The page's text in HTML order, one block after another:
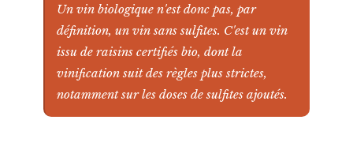
Un vin biologique n'est donc pas, par
définition, un vin sans sulfites. C'est un vin
issu de raisins certifiés bio, dont la
vinification suit des règles plus strictes,
notamment sur les doses de sulfites ajoutés.